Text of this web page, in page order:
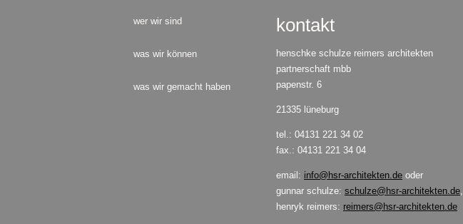
wer wir sind
was wir können
was wir gemacht haben
kontakt
henschke schulze reimers architekten
partnerschaft mbb
papenstr. 6
21335 lüneburg
tel.: 04131 221 34 02
fax.: 04131 221 34 04
email: info@hsr-architekten.de oder
gunnar schulze: schulze@hsr-architekten.de,
henryk reimers: reimers@hsr-architekten.de